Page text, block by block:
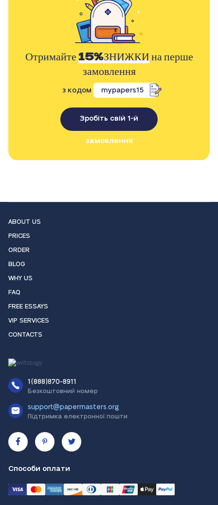
Отримайте15%ЗНИЖКИна перше
замовлення
з кодом mypapers15
Зробіть свій 1-й
замовлення
ABOUT US
PRICES
ORDER
BLOG
WHY US
FAQ
FREE ESSAYS
VIP SERVICES
CONTACTS
1(888)870-8911
Безкоштовний номер
support@papermasters.org
Підтримка електронної пошти
Способи оплати